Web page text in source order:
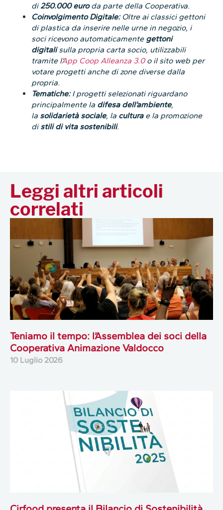
di250.000 euroda parte della Cooperativa.
Coinvolgimento Digitale:Oltre ai classici gettoni
di plastica da inserire nelle urne in negozio, i
soci ricevono automaticamente gettoni
digitalisulla propria carta socio, utilizzabili
tramite l’App Coop Alleanza 3.0o il sito web per
votare progetti anche di zone diverse dalla
propria.
Tematiche:I progetti selezionati riguardano
principalmente la difesa dell’ambiente,
la solidarietà sociale, la culturae la promozione
distili di vita sostenibili.
Leggi altri articoli
correlati
Teniamo il tempo: l’Assemblea dei soci della
Cooperativa Animazione Valdocco
10 Luglio 2026